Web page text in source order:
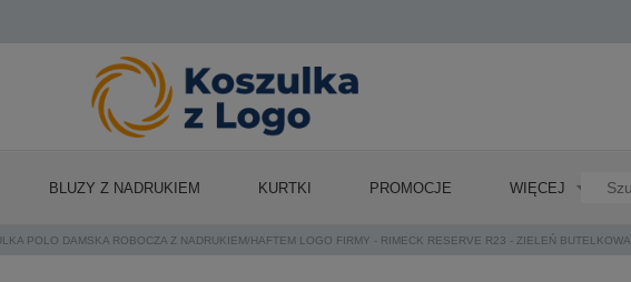
BLUZY Z NADRUKIEM KURTKI PROMOCJE WIĘCEJ
POLO DAMSKA ROBOCZA Z NADRUKIEM/HAFTEM LOGO FIRMY - RIMECK RESERVE R23 - ZIELEŃ BUTELKOWA